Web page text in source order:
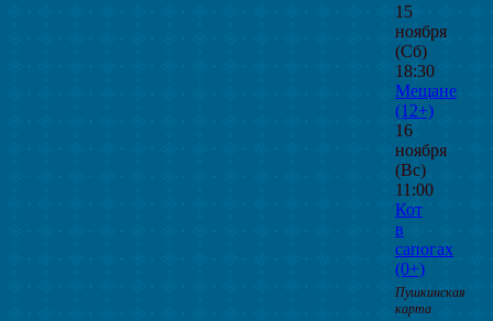
15
ноября
(Сб)
18:30
Мещане
(12+)
16
ноября
(Вс)
11:00
Кот
в
сапогах
(0+)
Пушкинская
карта